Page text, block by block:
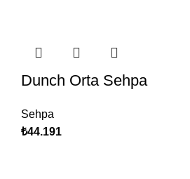
Dunch Orta Sehpa
Sehpa
₺44.191